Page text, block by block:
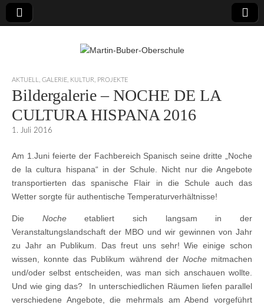
Martin-Buber-
Oberschule
AKTUELL GALERIE KULTUR PROJEKTE
Bildergalerie – NOCHE DE LA
CULTURA HISPANA 2016
1. Juli 2016
Am 1.Juni feierte der Fachbereich Spanisch seine dritte „Noche
de la cultura hispana“ in der Schule. Nicht nur die Angebote
transportierten das spanische Flair in die Schule auch das
Wetter sorgte für authentische Temperaturverhältnisse!
Die Nocheetabliert sich langsam in der
Veranstaltungslandschaft der MBO und wir gewinnen von Jahr
zu Jahr an Publikum. Das freut uns sehr! Wie einige schon
wissen, konnte das Publikum während der Nochemitmachen
und/oder selbst entscheiden, was man sich anschauen wollte.
Und wie ging das? In unterschiedlichen Räumen liefen parallel
verschiedene Angebote, die mehrmals am Abend vorgeführt